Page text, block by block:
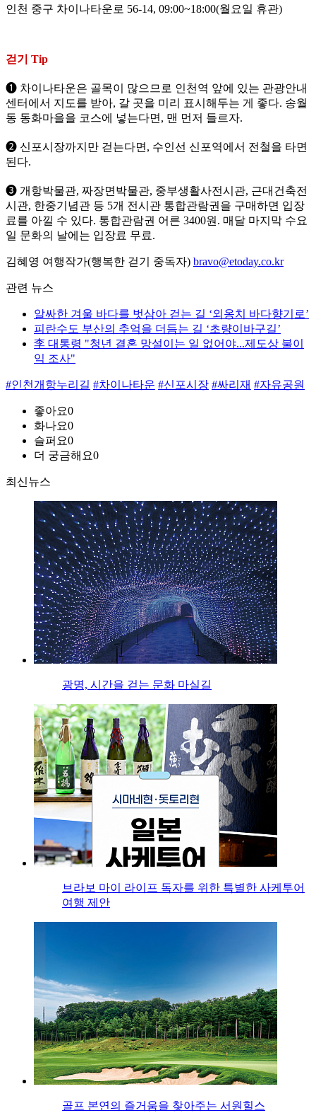
인천 중구 차이나타운로 56-14, 09:00~18:00(월요일 휴관)
걷기 Tip
❶ 차이나타운은 골목이 많으므로 인천역 앞에 있는 관광안내
센터에서 지도를 받아, 갈 곳을 미리 표시해두는 게 좋다. 송월
동 동화마을을 코스에 넣는다면, 맨 먼저 들르자.
❷ 신포시장까지만 걷는다면, 수인선 신포역에서 전철을 타면
된다.
❸ 개항박물관, 짜장면박물관, 중부생활사전시관, 근대건축전
시관, 한중기념관 등 5개 전시관 통합관람권을 구매하면 입장
료를 아낄 수 있다. 통합관람권 어른 3400원. 매달 마지막 수요
일 문화의 날에는 입장료 무료.
김혜영 여행작가(행복한 걷기 중독자) bravo@etoday.co.kr
관련 뉴스
알싸한 겨울 바다를 벗삼아 걷는 길 ‘외옹치 바다향기로’
피란수도 부산의 추억을 더듬는 길 ‘초량이바구길’
李 대통령 "청년 결혼 망설이는 일 없어야...제도상 불이
익 조사"
#인천개항누리길 #차이나타운 #신포시장 #싸리재 #자유공원
좋아요0
화나요0
슬퍼요0
더 궁금해요0
최신뉴스
광명, 시간을 걷는 문화 마실길
브라보 마이 라이프 독자를 위한 특별한 사케투어
여행 제안
골프 본연의 즐거움을 찾아주는 서원힐스